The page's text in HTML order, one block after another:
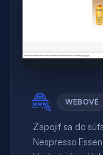
WEBOVÉ
Zapojiť sa do
Nespresso